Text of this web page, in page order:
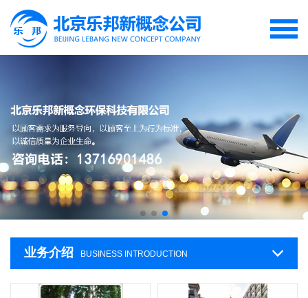
业务介绍 BUSINESS INTRODUCTION